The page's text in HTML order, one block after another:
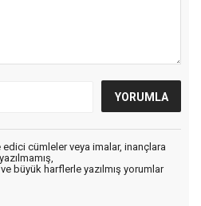
cümleler veya imalar, inançlara
büyük harflerle yazılmış yorumlar